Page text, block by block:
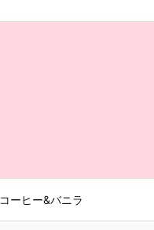
コーヒー&バニラ